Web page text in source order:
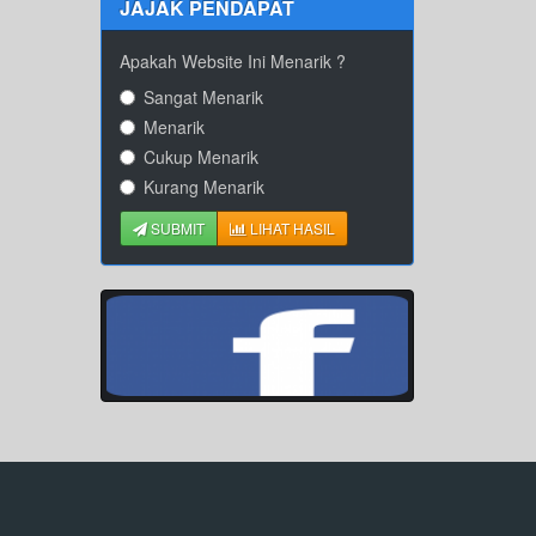
JAJAK PENDAPAT
Apakah Website Ini Menarik ?
Sangat Menarik
Menarik
Cukup Menarik
Kurang Menarik
SUBMIT LIHAT HASIL